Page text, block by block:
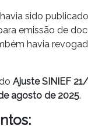
sido
emissão de
havia
Ajuste SINIEF
agosto de 2025.